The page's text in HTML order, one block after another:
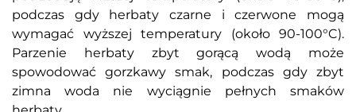
podczas gdy herbaty czarne i czerwone mogą
wymagać wyższej temperatury (około 90-100°C).
Parzenie herbaty zbyt gorącą wodą może
spowodować gorzkawy smak, podczas gdy zbyt
zimna woda nie wyciągnie pełnych smaków